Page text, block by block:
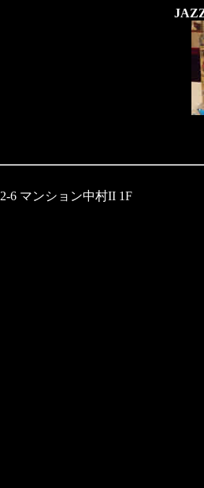
6 マンション中村II 1F